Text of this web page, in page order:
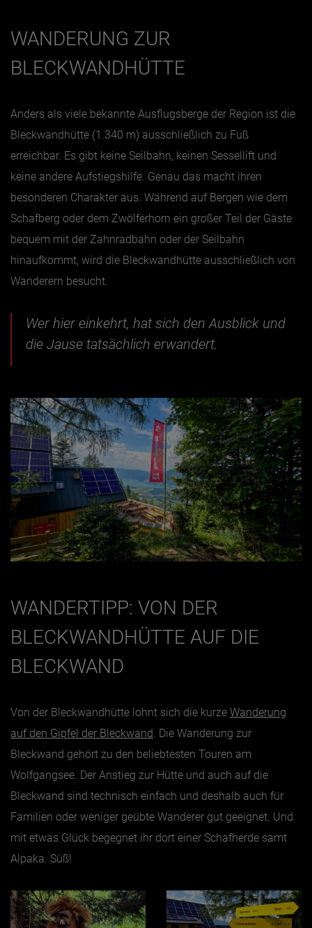
September
Oktober
Dezember
WANDERUNG ZUR
BLECKWANDHÜTTE
Anders als viele bekannte Ausflugsberge der Region ist die
Bleckwandhütte (1.340 m) ausschließlich zu Fuß
erreichbar. Es gibt keine Seilbahn, keinen Sessellift und
keine andere Aufstiegshilfe. Genau das macht ihren
besonderen Charakter aus. Während auf Bergen wie dem
Schafberg oder dem Zwölferhorn ein großer Teil der Gäste
bequem mit der Zahnradbahn oder der Seilbahn
hinaufkommt, wird die Bleckwandhütte ausschließlich von
Wanderern besucht.
Wer hier einkehrt, hat sich den Ausblick und
die Jause tatsächlich erwandert.
WANDERTIPP: VON DER
BLECKWANDHÜTTE AUF DIE
BLECKWAND
Von der Bleckwandhütte lohnt sich die kurze Wanderung
auf den Gipfel der Bleckwand. Die Wanderung zur
Bleckwand gehört zu den beliebtesten Touren am
Wolfgangsee. Der Anstieg zur Hütte und auch auf die
Bleckwand sind technisch einfach und deshalb auch für
Familien oder weniger geübte Wanderer gut geeignet. Und
mit etwas Glück begegnet ihr dort einer Schafherde samt
Alpaka. Süß!